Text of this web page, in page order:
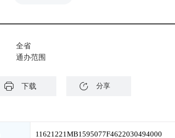
全省
通办范围
下载 分享
11621221MB1595077F4622030494000